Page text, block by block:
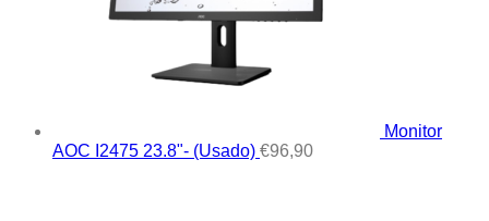
Monitor
AOC I2475 23.8"- (Usado) €96,90